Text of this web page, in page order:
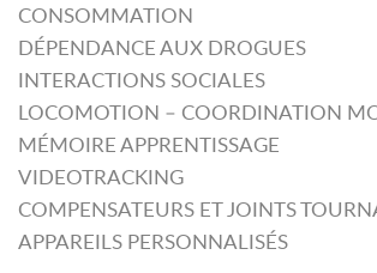
CONSOMMATION
DÉPENDANCE AUX DROGUES
INTERACTIONS SOCIALES
LOCOMOTION – COORDINATION
MÉMOIRE APPRENTISSAGE
VIDEOTRACKING
COMPENSATEURS ET JOINTS
APPAREILS PERSONNALISÉS